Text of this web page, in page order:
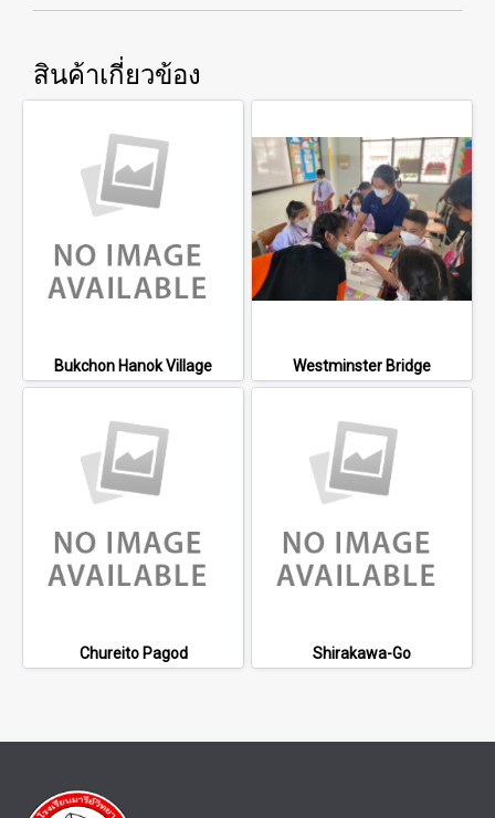
สินค้าเกี่ยวข้อง
Bukchon Hanok Village Westminster Bridge
Chureito Pagod Shirakawa-Go